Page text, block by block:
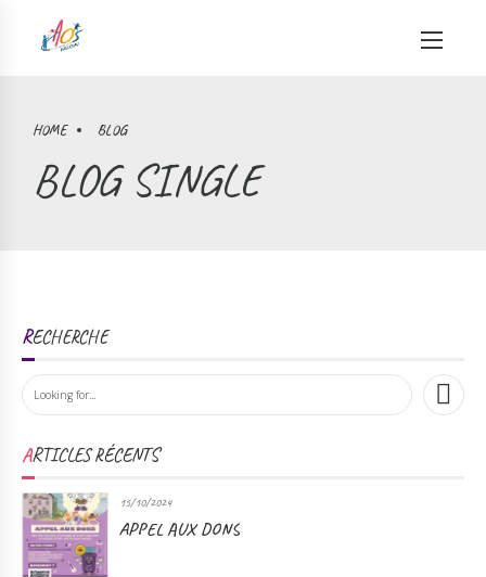
HOME BLOG
BLOG SINGLE
RECHERCHE
ARTICLES RÉCENTS
15/10/2024
APPEL AUX DONS